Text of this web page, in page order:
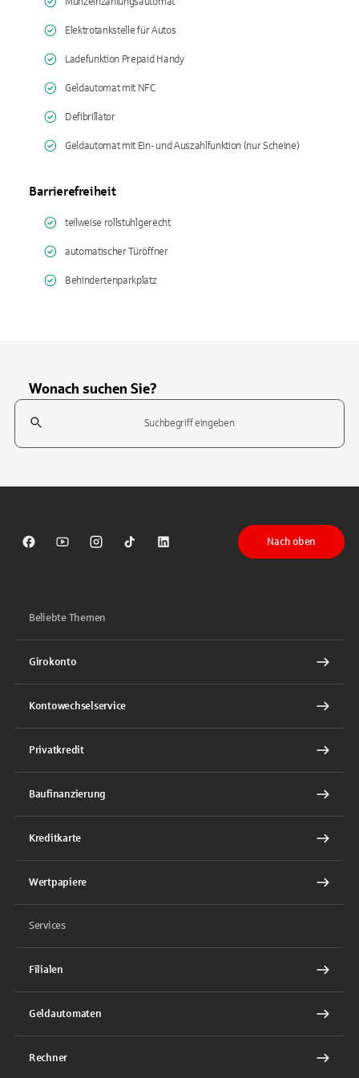
Elektrotankstelle für Autos
Ladefunktion Prepaid Handy
Geldautomat mit NFC
Defibrillator
Geldautomat mit Ein- und Auszahlfunktion (nur Scheine)
Barrierefreiheit
teilweise rollstuhlgerecht
automatischer Türöffner
Behindertenparkplatz
Wonach suchen Sie?
Suchfeld
Sparkasse auf Facebook
Sparkasse auf Youtube
Sparkasse auf Instagram
Sparkasse auf TikTok
Sparkasse auf LinkedIn
Nach oben
Beliebte Themen
Girokonto
Kontowechselservice
Privatkredit
Baufinanzierung
Kreditkarte
Wertpapiere
Services
Filialen
Geldautomaten
Rechner